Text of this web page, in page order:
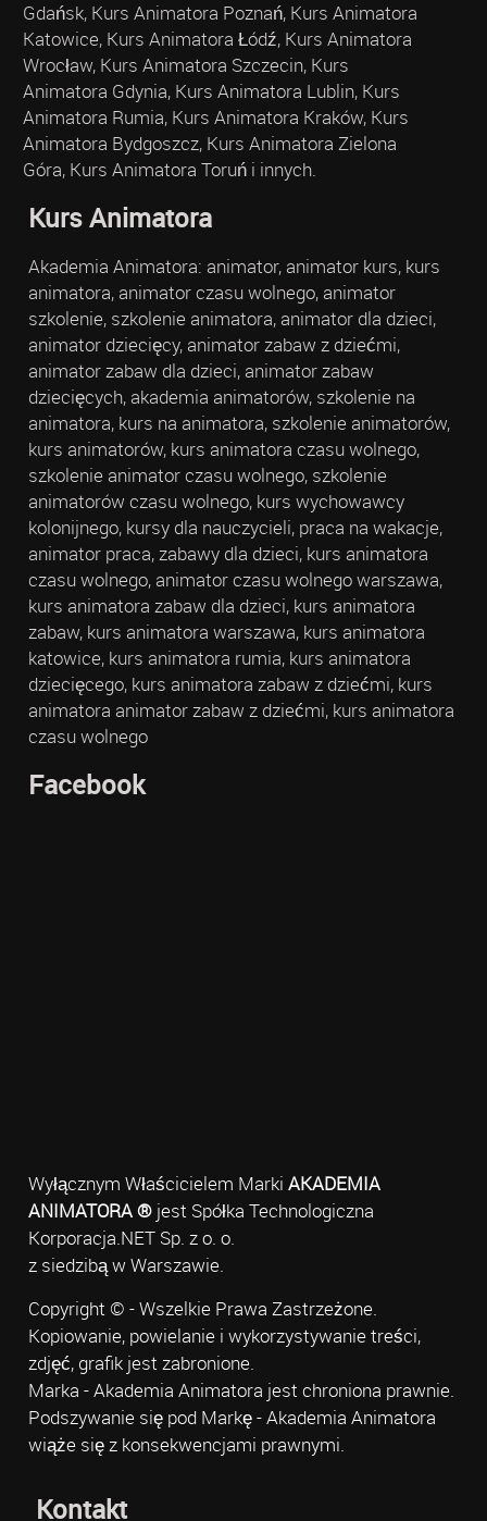
Gdańsk, Kurs Animatora Poznań, Kurs Animatora
Katowice, Kurs Animatora Łódź, Kurs Animatora
Wrocław, Kurs Animatora Szczecin, Kurs
Animatora Gdynia, Kurs Animatora Lublin, Kurs
Animatora Rumia, Kurs Animatora Kraków, Kurs
Animatora Bydgoszcz, Kurs Animatora Zielona
Góra, Kurs Animatora Toruń i innych.
Kurs Animatora
Akademia Animatora: animator, animator kurs, kurs
animatora, animator czasu wolnego, animator
szkolenie, szkolenie animatora, animator dla dzieci,
animator dziecięcy, animator zabaw z dziećmi,
animator zabaw dla dzieci, animator zabaw
dziecięcych, akademia animatorów, szkolenie na
animatora, kurs na animatora, szkolenie animatorów,
kurs animatorów, kurs animatora czasu wolnego,
szkolenie animator czasu wolnego, szkolenie
animatorów czasu wolnego, kurs wychowawcy
kolonijnego, kursy dla nauczycieli, praca na wakacje,
animator praca, zabawy dla dzieci, kurs animatora
czasu wolnego, animator czasu wolnego warszawa,
kurs animatora zabaw dla dzieci, kurs animatora
zabaw, kurs animatora warszawa, kurs animatora
katowice, kurs animatora rumia, kurs animatora
dziecięcego, kurs animatora zabaw z dziećmi, kurs
animatora animator zabaw z dziećmi, kurs animatora
czasu wolnego
Facebook
Wyłącznym Właścicielem Marki AKADEMIA
ANIMATORA ®jest Spółka Technologiczna
Korporacja.NET Sp. z o. o.
z siedzibą w Warszawie.
Copyright © - Wszelkie Prawa Zastrzeżone.
Kopiowanie, powielanie i wykorzystywanie treści,
zdjęć, grafik jest zabronione.
Marka - Akademia Animatora jest chroniona prawnie.
Podszywanie się pod Markę - Akademia Animatora
wiąże się z konsekwencjami prawnymi.
Kontakt